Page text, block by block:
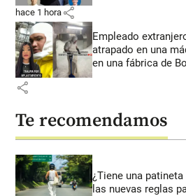
hace 1 hora share
Empleado
atrapado en una
en una fábrica de
share
Te recomendamos
¿Tiene una
las nuevas reglas